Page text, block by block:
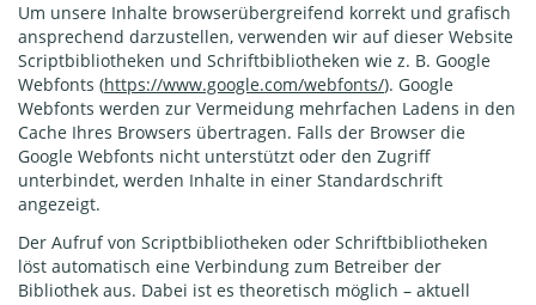
Um unsere Inhalte browserübergreifend korrekt und grafisch
ansprechend darzustellen, verwenden wir auf dieser Website
Scriptbibliotheken und Schriftbibliotheken wie z. B. Google
Webfonts (https://www.google.com/webfonts/). Google
Webfonts werden zur Vermeidung mehrfachen Ladens in den
Cache Ihres Browsers übertragen. Falls der Browser die
Google Webfonts nicht unterstützt oder den Zugriff
unterbindet, werden Inhalte in einer Standardschrift
angezeigt.
Der Aufruf von Scriptbibliotheken oder Schriftbibliotheken
löst automatisch eine Verbindung zum Betreiber der
Bibliothek aus. Dabei ist es theoretisch möglich – aktuell